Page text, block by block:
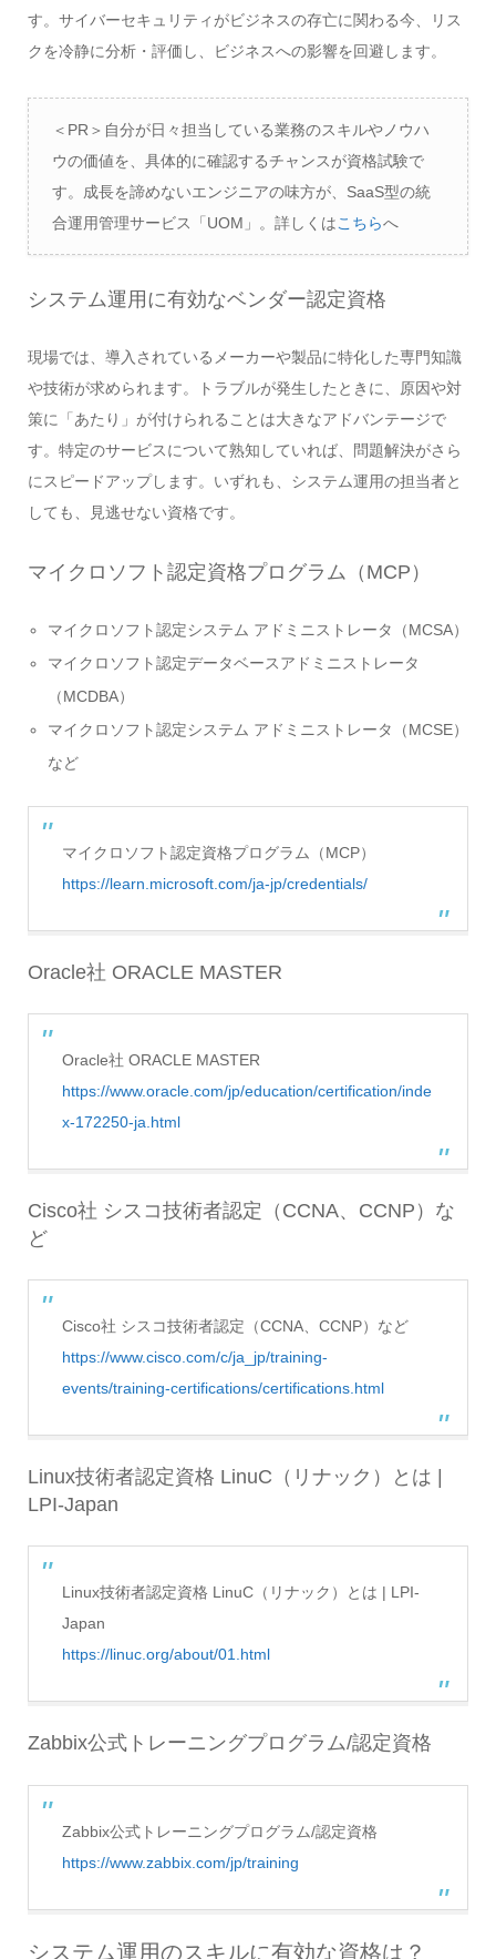
す。サイバーセキュリティがビジネスの存亡に関わる今、リス
クを冷静に分析・評価し、ビジネスへの影響を回避します。
＜PR＞自分が日々担当している業務のスキルやノウハ
ウの価値を、具体的に確認するチャンスが資格試験で
す。成長を諦めないエンジニアの味方が、SaaS型の統
合運用管理サービス「UOM」。詳しくはこちらへ
システム運用に有効なベンダー認定資格
現場では、導入されているメーカーや製品に特化した専門知識
や技術が求められます。トラブルが発生したときに、原因や対
策に「あたり」が付けられることは大きなアドバンテージで
す。特定のサービスについて熟知していれば、問題解決がさら
にスピードアップします。いずれも、システム運用の担当者と
しても、見逃せない資格です。
マイクロソフト認定資格プログラム（MCP）
マイクロソフト認定システム アドミニストレータ（MCSA）
マイクロソフト認定データベースアドミニストレータ
（MCDBA）
マイクロソフト認定システム アドミニストレータ（MCSE）
など
マイクロソフト認定資格プログラム（MCP）
https://learn.microsoft.com/ja-jp/credentials/
Oracle社 ORACLE MASTER
Oracle社 ORACLE MASTER
https://www.oracle.com/jp/education/certification/inde
x-172250-ja.html
Cisco社 シスコ技術者認定（CCNA、CCNP）な
ど
Cisco社 シスコ技術者認定（CCNA、CCNP）など
https://www.cisco.com/c/ja_jp/training-
events/training-certifications/certifications.html
Linux技術者認定資格 LinuC（リナック）とは |
LPI-Japan
Linux技術者認定資格 LinuC（リナック）とは | LPI-
Japan
https://linuc.org/about/01.html
Zabbix公式トレーニングプログラム/認定資格
Zabbix公式トレーニングプログラム/認定資格
https://www.zabbix.com/jp/training
システム運用のスキルに有効な資格は？